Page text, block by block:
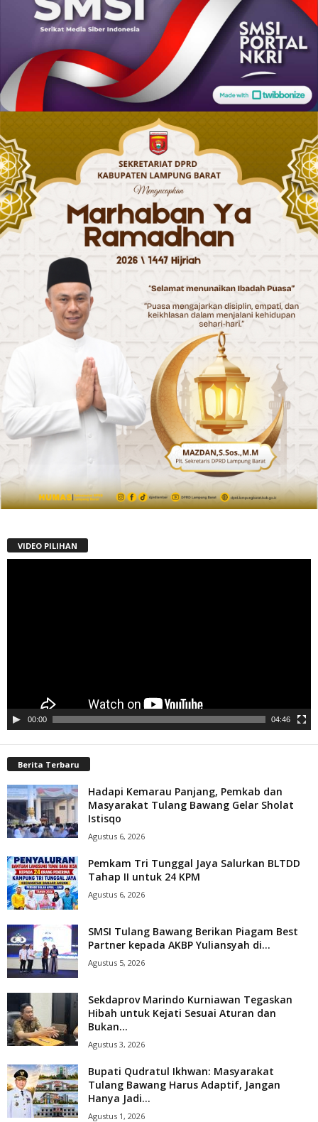
VIDEO PILIHAN
00:00 04:46
Berita Terbaru
Hadapi Kemarau Panjang, Pemkab dan
Masyarakat Tulang Bawang Gelar Sholat
Istisqo
Agustus 6, 2026
Pemkam Tri Tunggal Jaya Salurkan BLTDD
Tahap II untuk 24 KPM
Agustus 6, 2026
SMSI Tulang Bawang Berikan Piagam Best
Partner kepada AKBP Yuliansyah di...
Agustus 5, 2026
Sekdaprov Marindo Kurniawan Tegaskan
Hibah untuk Kejati Sesuai Aturan dan
Bukan...
Agustus 3, 2026
Bupati Qudratul Ikhwan: Masyarakat
Tulang Bawang Harus Adaptif, Jangan
Hanya Jadi...
Agustus 1, 2026